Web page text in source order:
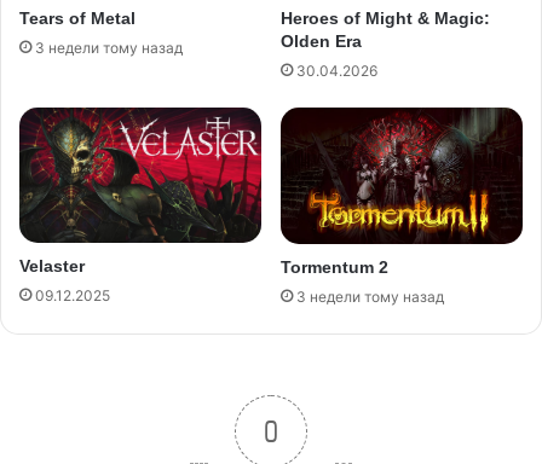
Tears of Metal
3 недели тому назад
Heroes of Might & Magic:
Olden Era
30.04.2026
Velaster
09.12.2025
Tormentum 2
3 недели тому назад
0